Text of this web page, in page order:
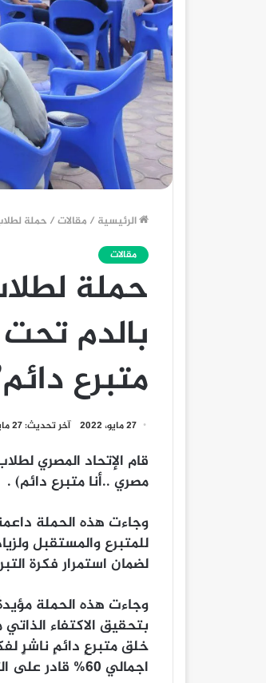
الرئيسية / مقالات/ حملة
مقالات
حملة
بالدم تحت
متبرع
27 مايو، 2022 آخر تحديث: 27 مايو، 2022
قام الإتحاد المصري
مصري ..أنا متبرع دائم) .
وجاءت هذه الحملة داعمةً
للمتبرع والمستقبل
لضمان استمرار فكرة
بتحقيق الاكتفاء
اجمالي ٦٠% قادر على التبرع.